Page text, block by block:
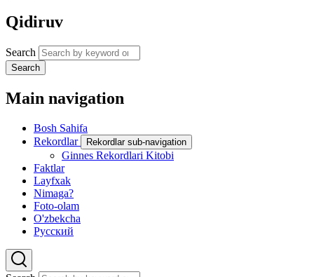
Qidiruv
Search
Search
Main navigation
Bosh Sahifa
Rekordlar
Rekordlar sub-navigation
Ginnes Rekordlari Kitobi
Faktlar
Layfxak
Nimaga?
Foto-olam
O'zbekcha
Русский